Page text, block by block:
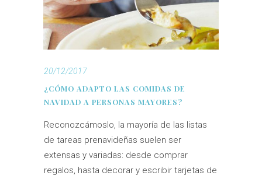
20/12/2017
¿CÓMO ADAPTO LAS COMIDAS DE
NAVIDAD A PERSONAS MAYORES?
Reconozcámoslo, la mayoría de las listas
de tareas prenavideñas suelen ser
extensas y variadas: desde comprar
regalos, hasta decorar y escribir tarjetas de